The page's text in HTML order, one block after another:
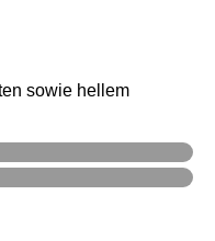
sowie hellem